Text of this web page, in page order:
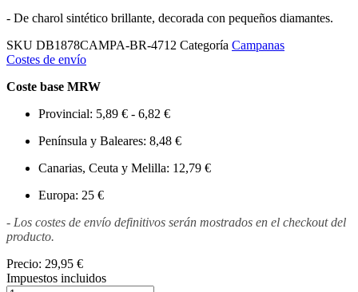
- De charol sintético brillante, decorada con pequeños diamantes.
SKU DB1878CAMPA-BR-4712 Categoría Campanas
Costes de envío
Coste base MRW
Provincial: 5,89 € - 6,82 €
Península y Baleares: 8,48 €
Canarias, Ceuta y Melilla: 12,79 €
Europa: 25 €
- Los costes de envío definitivos serán mostrados en el checkout del
producto.
Precio: 29,95 €
Impuestos incluidos